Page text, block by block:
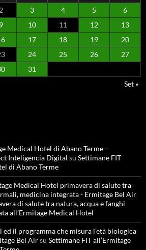
2 3 4 5
6
9 10 11 12
13
17 18 19
20
24 25 26
27
31
Set »
Medical Hotel di Abano Terme –
Inteligencia Digital su Settimane FIT
di Abano Terme
Medical Hotel primavera di salute tra
medicina integrata - Ermitage Bel Air
di salute tra natura, acqua e fanghi
all’Ermitage Medical Hotel
il programma che misura l’età biologica
Bel Airsu Settimane FIT all’Ermitage